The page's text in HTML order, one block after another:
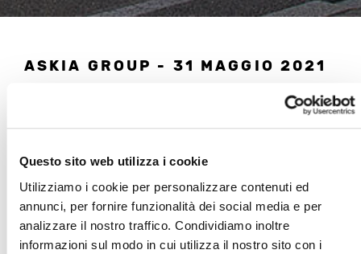
Questo sito web utilizza i cookie
Utilizziamo i cookie per personalizzare contenuti ed
annunci, per fornire funzionalità dei social media e per
analizzare il nostro traffico. Condividiamo inoltre
informazioni sul modo in cui utilizza il nostro sito con i
ASKIA GROUP - 31 MAGGIO 2021
31 Maggio 2021